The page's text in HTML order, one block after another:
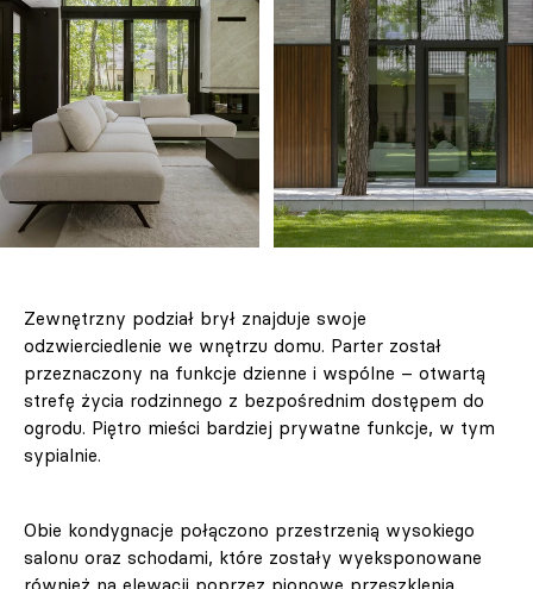
Zewnętrzny podział brył znajduje swoje
odzwierciedlenie we wnętrzu domu. Parter został
przeznaczony na funkcje dzienne i wspólne – otwartą
strefę życia rodzinnego z bezpośrednim dostępem do
ogrodu. Piętro mieści bardziej prywatne funkcje, w tym
sypialnie.
Obie kondygnacje połączono przestrzenią wysokiego
salonu oraz schodami, które zostały wyeksponowane